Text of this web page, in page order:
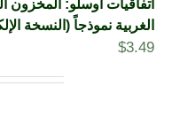
اتفاقيات أوسلو: المخزون
الغربية نموذجاً (النسخة
$3.49